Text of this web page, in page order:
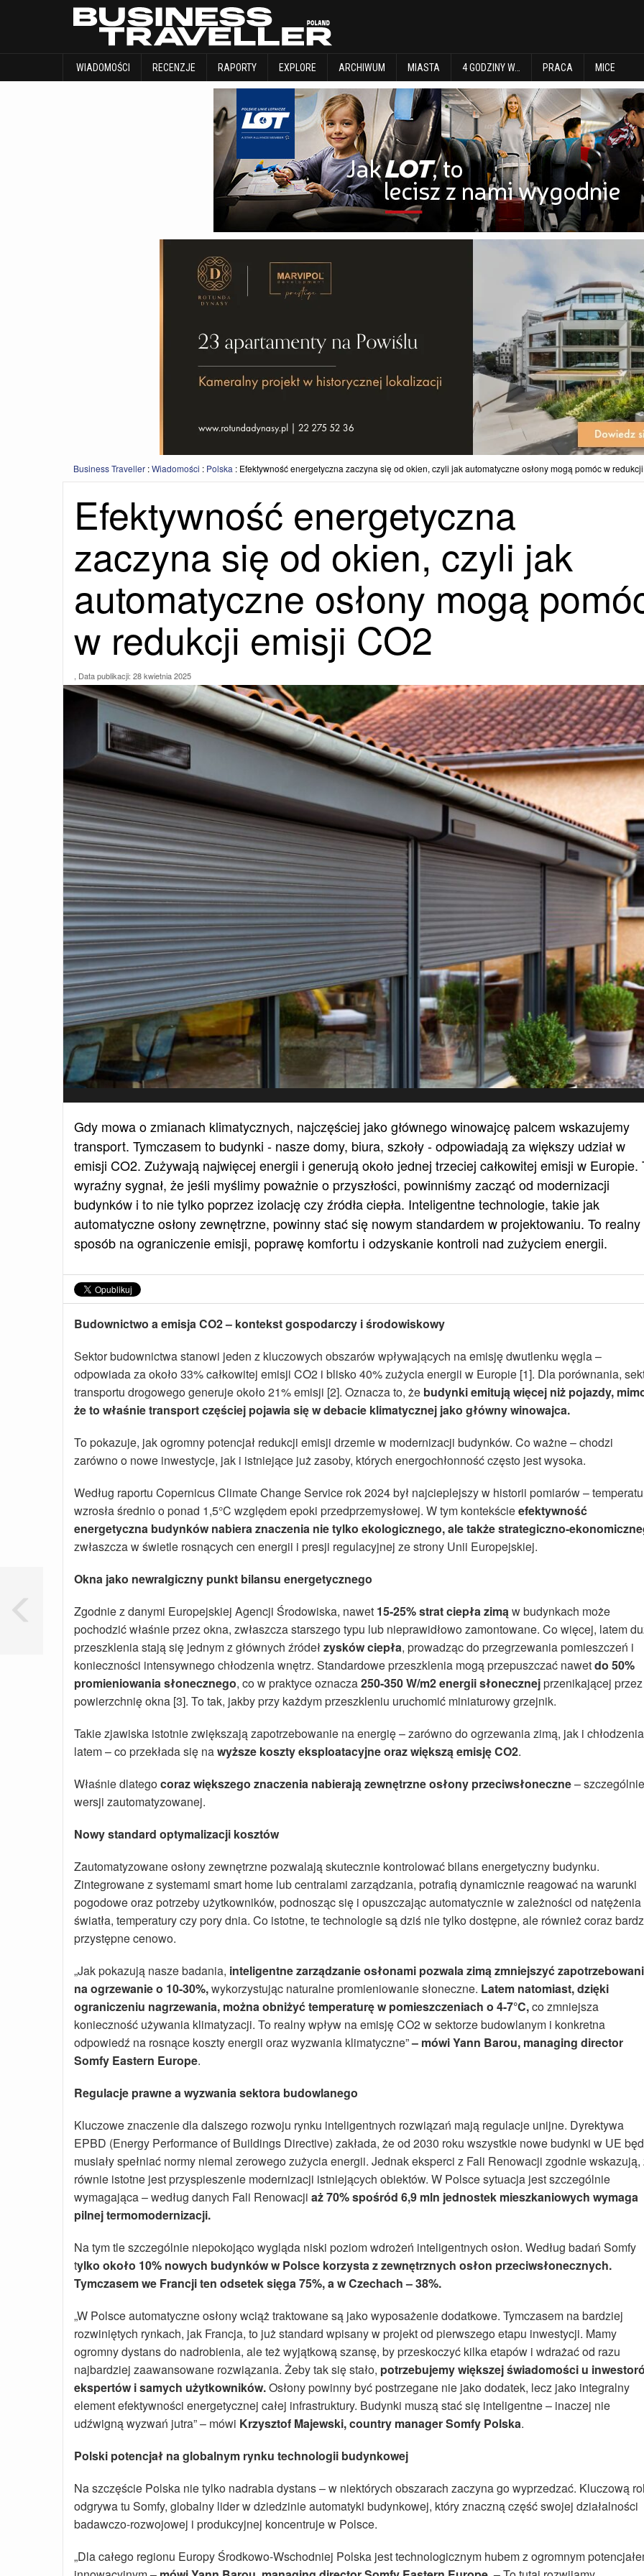
WIADOMOŚCI RECENZJE RAPORTY EXPLORE ARCHIWUM MIASTA 4 GODZINY W… PRACA MICE
WIADOMOŚCI RECENZJE
Business Traveller :Wiadomości : Polska : Efektywność energetyczna zaczyna się od okien, czyli jak automatyczne osłony mogą pomóc w
Efektywność energetyczna
zaczyna się od okien, czyli jak
automatyczne osłony mogą
w redukcji emisji CO2
, Data publikacji: 28 kwietnia 2025
Gdy mowa o zmianach klimatycznych, najczęściej jako głównego winowajcę palcem wskazujemy
transport. Tymczasem to budynki - nasze domy, biura, szkoły - odpowiadają za większy udział w
emisji CO2. Zużywają najwięcej energii i generują około jednej trzeciej całkowitej emisji w Europie.
wyraźny sygnał, że jeśli myślimy poważnie o przyszłości, powinniśmy zacząć od modernizacji
budynków i to nie tylko poprzez izolację czy źródła ciepła. Inteligentne technologie, takie jak
automatyczne osłony zewnętrzne, powinny stać się nowym standardem w projektowaniu. To realny
sposób na ograniczenie emisji, poprawę komfortu i odzyskanie kontroli nad zużyciem energii.
Budownictwo a emisja CO2 – kontekst gospodarczy i środowiskowy
Sektor budownictwa stanowi jeden z kluczowych obszarów wpływających na emisję dwutlenku węgla –
odpowiada za około 33% całkowitej emisji CO2 i blisko 40% zużycia energii w Europie [1]. Dla porównania,
transportu drogowego generuje około 21% emisji [2]. Oznacza to, że budynki emitują więcej niż pojazdy,
że to właśnie transport częściej pojawia się w debacie klimatycznej jako główny winowajca.
To pokazuje, jak ogromny potencjał redukcji emisji drzemie w modernizacji budynków. Co ważne – chodzi
zarówno o nowe inwestycje, jak i istniejące już zasoby, których energochłonność często jest wysoka.
Według raportu Copernicus Climate Change Service rok 2024 był najcieplejszy w historii pomiarów –
wzrosła średnio o ponad 1,5°C względem epoki przedprzemysłowej. W tym kontekścieefektywność
energetyczna budynków nabiera znaczenia nie tylko ekologicznego, ale także strategiczno-
zwłaszcza w świetle rosnących cen energii i presji regulacyjnej ze strony Unii Europejskiej.
Okna jako newralgiczny punkt bilansu energetycznego
Zgodnie z danymi Europejskiej Agencji Środowiska, nawet 15-25% strat ciepła zimąw budynkach może
pochodzić właśnie przez okna, zwłaszcza starszego typu lub nieprawidłowo zamontowane. Co więcej, latem
przeszklenia stają się jednym z głównych źródełzysków ciepła, prowadząc do przegrzewania pomieszczeń i
konieczności intensywnego chłodzenia wnętrz. Standardowe przeszklenia mogą przepuszczać nawetdo 50%
promieniowania słonecznego, co w praktyce oznacza250-350 W/m2 energii słonecznejprzenikającej przez
powierzchnię okna [3]. To tak, jakby przy każdym przeszkleniu uruchomić miniaturowy grzejnik.
Takie zjawiska istotnie zwiększają zapotrzebowanie na energię – zarówno do ogrzewania zimą, jak i chłodzenia
latem – co przekłada się nawyższe koszty eksploatacyjne oraz większą emisję CO2.
Właśnie dlategocoraz większego znaczenia nabierają zewnętrzne osłony przeciwsłoneczne–
wersji zautomatyzowanej.
Nowy standard optymalizacji kosztów
Zautomatyzowane osłony zewnętrzne pozwalają skutecznie kontrolować bilans energetyczny budynku.
Zintegrowane z systemami smart home lub centralami zarządzania, potrafią dynamicznie reagować na warunki
pogodowe oraz potrzeby użytkowników, podnosząc się i opuszczając automatycznie w zależności od natężenia
światła, temperatury czy pory dnia. Co istotne, te technologie są dziś nie tylko dostępne, ale również coraz
przystępne cenowo.
„Jak pokazują nasze badania, inteligentne zarządzanie osłonami pozwala zimą zmniejszyć
na ogrzewanie o 10-30%,wykorzystując naturalne promieniowanie słoneczne. Latem natomiast, dzięki
ograniczeniu nagrzewania, można obniżyć temperaturę w pomieszczeniach o 4-7°C,co zmniejsza
konieczność używania klimatyzacji. To realny wpływ na emisję CO2 w sektorze budowlanym i konkretna
odpowiedź na rosnące koszty energii oraz wyzwania klimatyczne”– mówi Yann Barou, managing director
Somfy Eastern Europe.
Regulacje prawne a wyzwania sektora budowlanego
Kluczowe znaczenie dla dalszego rozwoju rynku inteligentnych rozwiązań mają regulacje unijne. Dyrektywa
EPBD (Energy Performance of Buildings Directive) zakłada, że od 2030 roku wszystkie nowe budynki w UE
musiały spełniać normy niemal zerowego zużycia energii. Jednak eksperci z Fali Renowacji zgodnie wskazują,
równie istotne jest przyspieszenie modernizacji istniejących obiektów. W Polsce sytuacja jest szczególnie
wymagająca – według danych Fali Renowacji aż 70% spośród 6,9 mln jednostek mieszkaniowych wymaga
pilnej termomodernizacji.
Na tym tle szczególnie niepokojąco wygląda niski poziom wdrożeń inteligentnych osłon. Według badań Somfy
tylko około 10% nowych budynków w Polsce korzysta z zewnętrznych osłon przeciwsłonecznych.
Tymczasem we Francji ten odsetek sięga 75%, a w Czechach – 38%.
„W Polsce automatyczne osłony wciąż traktowane są jako wyposażenie dodatkowe. Tymczasem na bardziej
rozwiniętych rynkach, jak Francja, to już standard wpisany w projekt od pierwszego etapu inwestycji. Mamy
ogromny dystans do nadrobienia, ale też wyjątkową szansę, by przeskoczyć kilka etapów i wdrażać od razu
najbardziej zaawansowane rozwiązania. Żeby tak się stało, potrzebujemy większej świadomości u
ekspertów i samych użytkowników.Osłony powinny być postrzegane nie jako dodatek, lecz jako integralny
element efektywności energetycznej całej infrastruktury. Budynki muszą stać się inteligentne – inaczej nie
udźwigną wyzwań jutra” – mówi Krzysztof Majewski, country manager Somfy Polska.
Polski potencjał na globalnym rynku technologii budynkowej
Na szczęście Polska nie tylko nadrabia dystans – w niektórych obszarach zaczyna go wyprzedzać. Kluczową
odgrywa tu Somfy, globalny lider w dziedzinie automatyki budynkowej, który znaczną część swojej działalności
badawczo-rozwojowej i produkcyjnej koncentruje w Polsce.
„Dla całego regionu Europy Środkowo-Wschodniej Polska jest technologicznym hubem z ogromnym